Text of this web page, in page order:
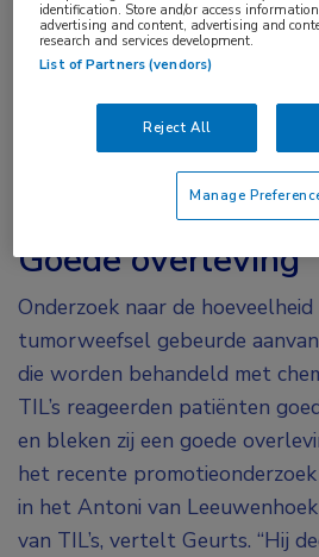
van borstkanker. Het is
tripelnegatieve borstkanker
eigenschap willen we
behandeling voor deze
TIL’s zijn wellicht te gebruiken
prognostische als preventieve
Goede overleving
Onderzoek naar de hoeveelheid
tumorweefsel gebeurde
die worden behandeld met
TIL’s reageerden patiënten
en bleken zij een goede
het recente
in het Antoni van
van TIL’s, vertelt Geurts. “Hij
identification. Store and/or access
advertising and content, advertising and
research and services development.
List of Partners (vendors)
Reject All
Manage